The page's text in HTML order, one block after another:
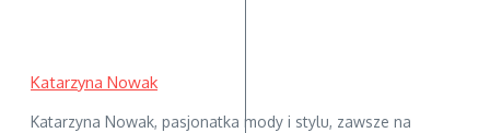
Katarzyna Nowak
Katarzyna Nowak, pasjonatka mody i stylu, zawsze na